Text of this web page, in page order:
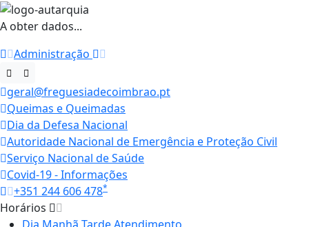
A obter dados...
Administração
geral@freguesiadecoimbrao.pt
Queimas e Queimadas
Dia da Defesa Nacional
Autoridade Nacional de Emergência e Proteção Civil
Serviço Nacional de Saúde
Covid-19 - Informações
+351 244 606 478*
Horários